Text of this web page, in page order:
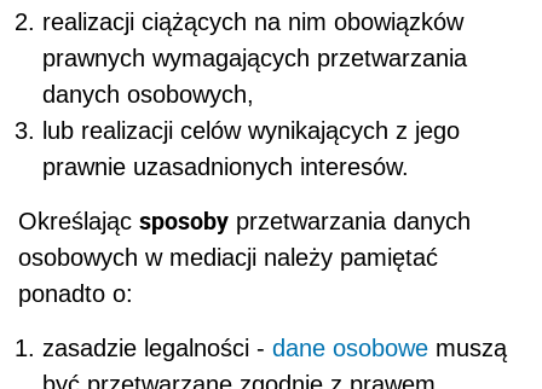
realizacji ciążących na nim obowiązków
prawnych wymagających przetwarzania
danych osobowych,
lub realizacji celów wynikających z jego
prawnie uzasadnionych interesów.
Określając sposoby przetwarzania danych
osobowych w mediacji należy pamiętać
ponadto o:
zasadzie legalności - dane osobowe muszą
być przetwarzane zgodnie z prawem,